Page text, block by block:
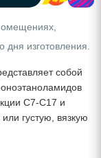
изготовления.
собой
С7-С17 и
густую, вязкую